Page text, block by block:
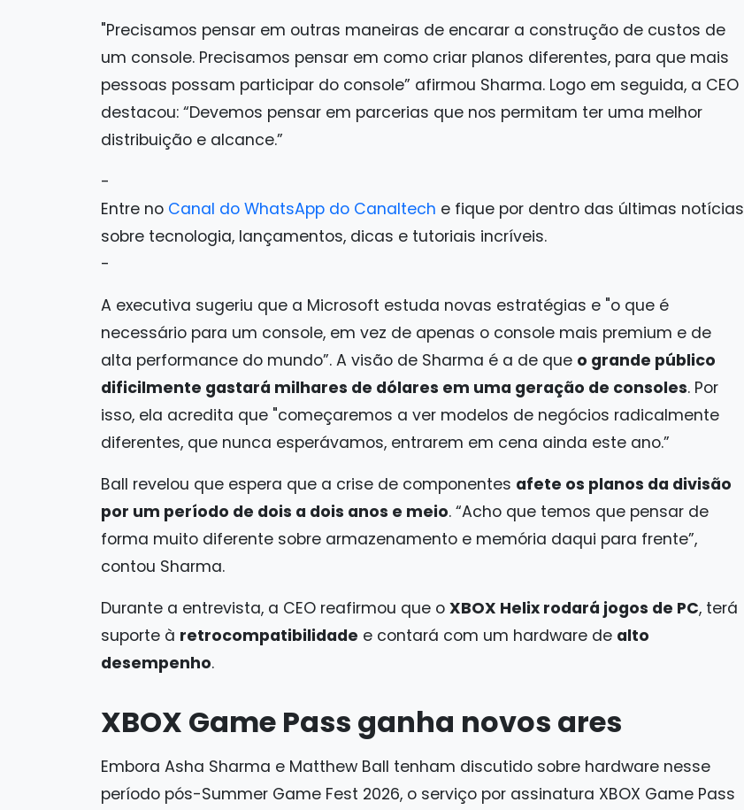
"Precisamos pensar em outras maneiras de encarar a construção de custos de
um console. Precisamos pensar em como criar planos diferentes, para que mais
pessoas possam participar do console” afirmou Sharma. Logo em seguida, a CEO
destacou: “Devemos pensar em parcerias que nos permitam ter uma melhor
distribuição e alcance.”
-
Entre no Canal do WhatsApp do Canaltech e fique por dentro das últimas notícias
sobre tecnologia, lançamentos, dicas e tutoriais incríveis.
-
A executiva sugeriu que a Microsoft estuda novas estratégias e "o que é
necessário para um console, em vez de apenas o console mais premium e de
alta performance do mundo”. A visão de Sharma é a de que o grande público
dificilmente gastará milhares de dólares em uma geração de consoles. Por
isso, ela acredita que "começaremos a ver modelos de negócios radicalmente
diferentes, que nunca esperávamos, entrarem em cena ainda este ano.”
Ball revelou que espera que a crise de componentes afete os planos da divisão
por um período de dois a dois anos e meio. “Acho que temos que pensar de
forma muito diferente sobre armazenamento e memória daqui para frente”,
contou Sharma.
Durante a entrevista, a CEO reafirmou que o XBOX Helix rodará jogos de PC, terá
suporte à retrocompatibilidade e contará com um hardware de alto
desempenho.
XBOX Game Pass ganha novos ares
Embora Asha Sharma e Matthew Ball tenham discutido sobre hardware nesse
período pós-Summer Game Fest 2026, o serviço por assinatura XBOX Game Pass